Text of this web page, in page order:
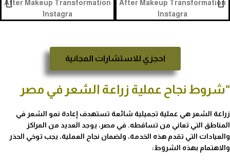
احجزي للاستشارات المجانية
“شروط نجاح عملية زراعة الشعر في مصر
زراعة الشعر هي عملية تجميلية شائعة تستهدف إعادة نمو الشعر في
المناطق التي تعاني من تساقطه. في مصر، يوجد العديد من المراكز
والعيادات التي تقدم هذه الخدمة، ولضمان نجاح العملية، يجب توخي الحذر
والاهتمام بهذه الشروط: